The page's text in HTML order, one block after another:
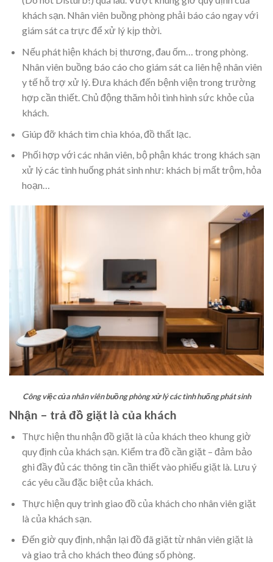
khách sạn. Nhân viên buồng phòng phải báo cáo ngay với
giám sát ca trực để xử lý kịp thời.
Nếu phát hiện khách bị thương, đau ốm… trong phòng.
Nhân viên buồng báo cáo cho giám sát ca liên hệ nhân viên
y tế hỗ trợ xử lý. Đưa khách đến bệnh viện trong trường
hợp cần thiết. Chủ động thăm hỏi tình hình sức khỏe của
khách.
Giúp đỡ khách tìm chìa khóa, đồ thất lạc.
Phối hợp với các nhân viên, bộ phận khác trong khách sạn
xử lý các tình huống phát sinh như: khách bị mất trộm, hỏa
hoạn…
Công việc của nhân viên buồng phòng xử lý các tình huống phát sinh
Nhận – trả đồ giặt là của khách
Thực hiện thu nhận đồ giặt là của khách theo khung giờ
quy định của khách sạn. Kiểm tra đồ cần giặt – đảm bảo
ghi đầy đủ các thông tin cần thiết vào phiếu giặt là. Lưu ý
các yêu cầu đặc biệt của khách.
Thực hiện quy trình giao đồ của khách cho nhân viên giặt
là của khách sạn.
Đến giờ quy định, nhận lại đồ đã giặt từ nhân viên giặt là
và giao trả cho khách theo đúng số phòng.